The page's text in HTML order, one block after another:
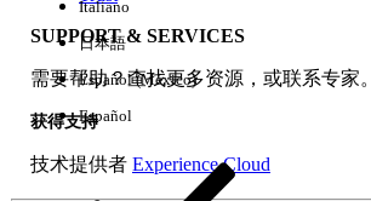
SUPPORT & SERVICES
需要帮助？查找更多资源，或联系专家。
获得支持
技术提供者 Experience Cloud
Italiano
日本語
Español (México)
Español